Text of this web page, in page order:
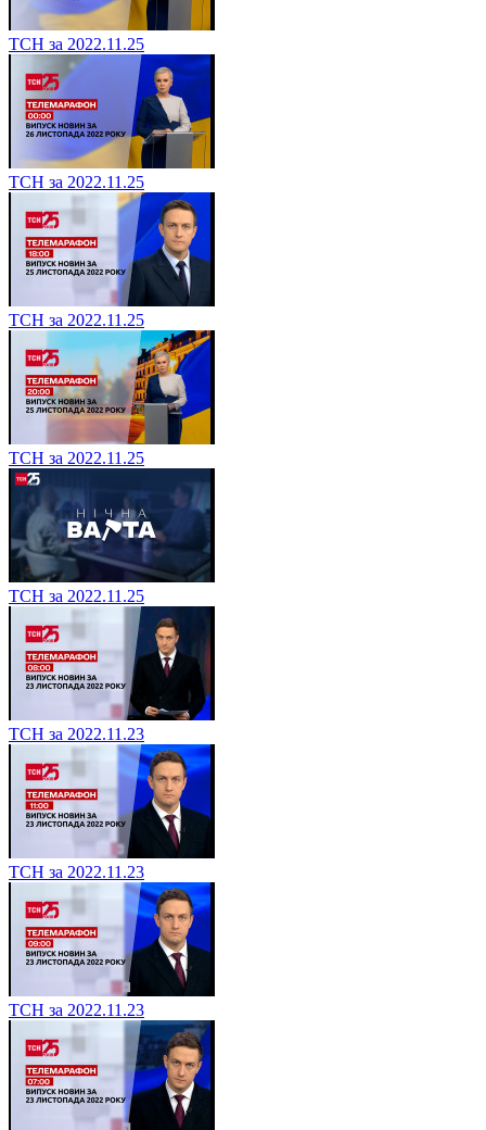
ТСН за 2022.11.25
ТСН за 2022.11.25
ТСН за 2022.11.25
ТСН за 2022.11.25
ТСН за 2022.11.25
ТСН за 2022.11.23
ТСН за 2022.11.23
ТСН за 2022.11.23